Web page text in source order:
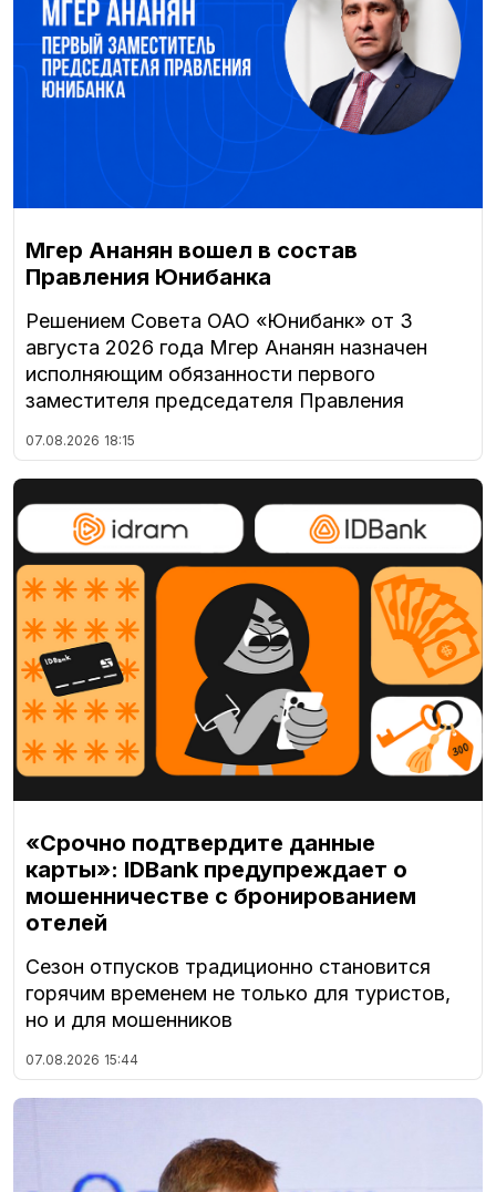
Мгер Ананян вошел в состав
Правления Юнибанка
Решением Совета ОАО «Юнибанк» от 3
августа 2026 года Мгер Ананян назначен
исполняющим обязанности первого
заместителя председателя Правления
07.08.2026 18:15
«Срочно подтвердите данные
карты»: IDBank предупреждает о
мошенничестве с бронированием
отелей
Сезон отпусков традиционно становится
горячим временем не только для туристов,
но и для мошенников
07.08.2026 15:44